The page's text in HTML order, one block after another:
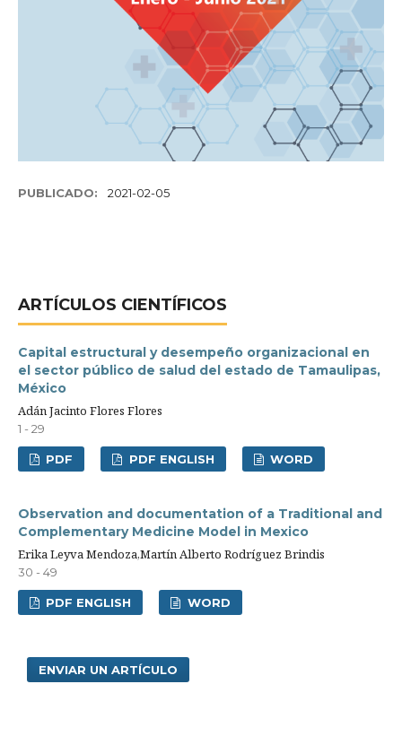
PUBLICADO: 2021-02-05
ARTÍCULOS CIENTÍFICOS
Capital estructural y desempeño organizacional en
el sector público de salud del estado de Tamaulipas,
México
Adán Jacinto Flores Flores
1 - 29
PDF PDF ENGLISH WORD
Observation and documentation of a Traditional and
Complementary Medicine Model in Mexico
Erika Leyva Mendoza,Martín Alberto Rodríguez Brindis
30 - 49
PDF ENGLISH WORD
ENVIAR UN ARTÍCULO